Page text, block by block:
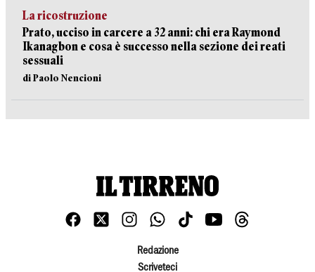
La ricostruzione
Prato, ucciso in carcere a 32 anni: chi era Raymond
Ikanagbon e cosa è successo nella sezione dei reati
sessuali
di Paolo Nencioni
Redazione
Scriveteci